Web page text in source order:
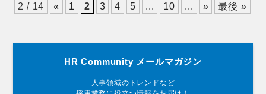
2 / 14 « 1 2 3 4 5 ... 10 ... » 最後 »
HR Community メールマガジン
人事領域のトレンドなど